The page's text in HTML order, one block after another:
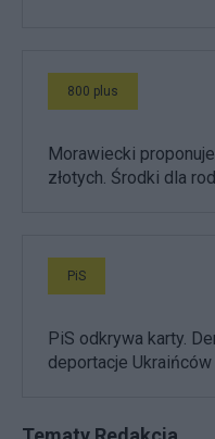
800 plus
Morawiecki
złotych. Środki dla
PiS
PiS odkrywa karty.
deportacje